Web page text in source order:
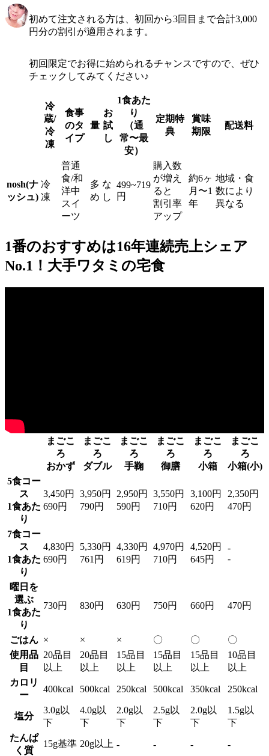
初めて注文される方は、初回から3回目まで合計3,000
円分の割引が適用されます。
初回限定でお得に始められるチャンスですので、ぜひ
チェックしてみてください♪
冷
蔵/
冷
凍
食事
のタ
イプ
量
お
試
し
1食あた
り
（通
常〜最
安）
定期特
典
賞味
期限
配送料
nosh(ナ
ッシュ)
冷
凍
普通
食/和
洋中
スイ
ーツ
多
め
な
し
499~719
円
購入数
が増え
ると
割引率
アップ
約6ヶ
月〜1
年
地域・食
数により
異なる
1番のおすすめは16年連続売上シェア
No.1！大手ワタミの宅食
まごこ
ろ
おかず
まごこ
ろ
ダブル
まごこ
ろ
手鞠
まごこ
ろ
御膳
まごこ
ろ
小箱
まごこ
ろ
小箱(小)
5食コー
ス
1食あた
り
3,450円
690円
3,950円
790円
2,950円
590円
3,550円
710円
3,100円
620円
2,350円
470円
7食コー
ス
1食あた
り
4,830円
690円
5,330円
761円
4,330円
619円
4,970円
710円
4,520円
645円
-
-
曜日を
選ぶ
1食あた
り
730円 830円 630円 750円 660円 470円
ごはん × × × 〇 〇
〇
使用品
目
20品目
以上
20品目
以上
15品目
以上
15品目
以上
15品目
以上
10品目
以上
カロリ
ー
400kcal 500kcal 250kcal 500kcal 350kcal 250kcal
塩分
3.0g以
下
4.0g以
下
2.0g以
下
2.5g以
下
2.0g以
下
1.5g以
下
たんぱ
く質
15g基準 20g以上 - - - -